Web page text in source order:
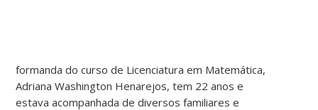
formanda do curso de Licenciatura em Matemática,
Adriana Washington Henarejos, tem 22 anos e
estava acompanhada de diversos familiares e